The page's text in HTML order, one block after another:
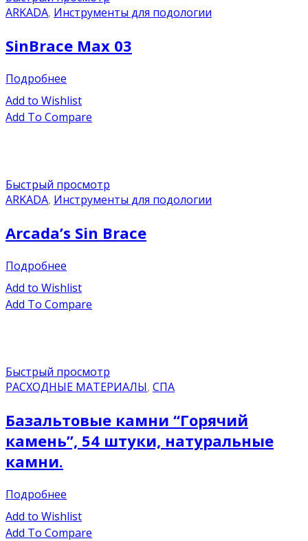
ARKADA, Инструменты для подологии
SinBrace Max 03
Подробнее
Add to Wishlist
Add To Compare
Быстрый просмотр
ARKADA, Инструменты для подологии
Arcada’s Sin Brace
Подробнее
Add to Wishlist
Add To Compare
Быстрый просмотр
РАСХОДНЫЕ МАТЕРИАЛЫ, СПА
Базальтовые камни “Горячий
камень”, 54 штуки, натуральные
камни.
Подробнее
Add to Wishlist
Add To Compare